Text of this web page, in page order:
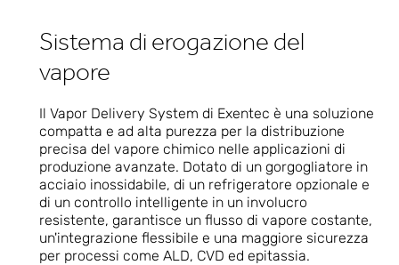
Sistema di erogazione del
vapore
Il Vapor Delivery System di Exentec è una soluzione
compatta e ad alta purezza per la distribuzione
precisa del vapore chimico nelle applicazioni di
produzione avanzate. Dotato di un gorgogliatore in
acciaio inossidabile, di un refrigeratore opzionale e
di un controllo intelligente in un involucro
resistente, garantisce un flusso di vapore costante,
un'integrazione flessibile e una maggiore sicurezza
per processi come ALD, CVD ed epitassia.